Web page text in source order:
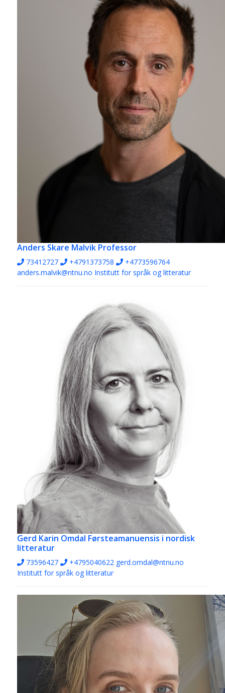
Anders Skare Malvik Professor
73412727 +4791373758
+4773596764
anders.malvik@ntnu.no Institutt for språk og litteratur
Gerd Karin Omdal Førsteamanuensis i nordisk
litteratur
73596427 +4795040622 gerd.omdal@ntnu.no
Institutt for språk og litteratur